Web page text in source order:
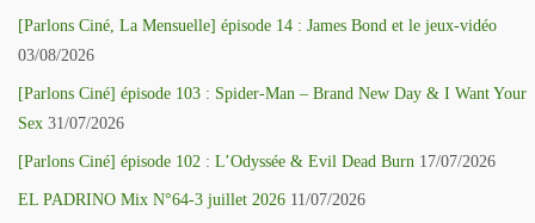
[Parlons Ciné, La Mensuelle] épisode 14 : James Bond et le jeux-vidéo
03/08/2026
[Parlons Ciné] épisode 103 : Spider-Man – Brand New Day & I Want Your
Sex 31/07/2026
[Parlons Ciné] épisode 102 : L’Odyssée & Evil Dead Burn 17/07/2026
EL PADRINO Mix N°64-3 juillet 2026 11/07/2026